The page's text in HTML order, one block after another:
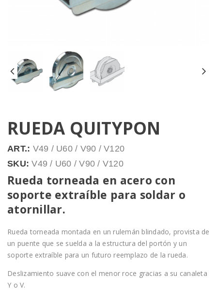
RUEDA QUITYPON
ART.: V49 / U60 / V90 / V120
SKU:V49 / U60 / V90 / V120
Rueda torneada en acero con
soporte extraíble para soldar o
atornillar.
Rueda torneada montada en un rulemán blindado, provista de
un puente que se suelda a la estructura del portón y un
soporte extraíble para un futuro reemplazo de la rueda.
Deslizamiento suave con el menor roce gracias a su canaleta
Y o V.